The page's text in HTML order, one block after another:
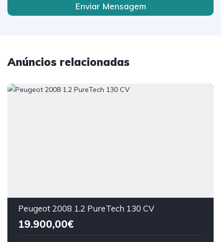
Enviar Mensagem
Anúncios relacionadas
Peugeot 2008 1.2 PureTech 130 CV
19.900,00€